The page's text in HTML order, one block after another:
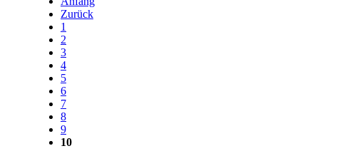
Zurück
1
2
3
4
5
6
7
8
9
10